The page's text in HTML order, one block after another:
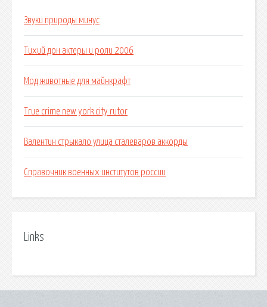
Звуки природы минус
Тихий дон актеры и роли 2006
Мод животные для майнкрафт
True crime new york city rutor
Валентин стрыкало улица сталеваров аккорды
Справочник военных институтов россии
Links